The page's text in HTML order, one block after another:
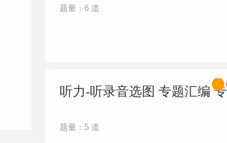
题量：6 道
听力-听录音选图 专题汇编
题量：5 道